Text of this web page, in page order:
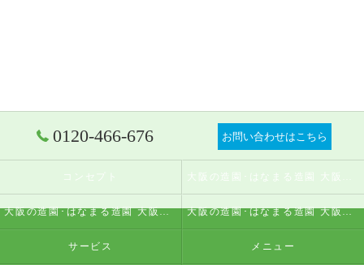
0120-466-676 お問い合わせはこちら
コンセプト
大阪の造園･はなまる造園 大阪店の評判 大阪の造園･はなまる造園 大阪店のお客様の声
サービス メニュー